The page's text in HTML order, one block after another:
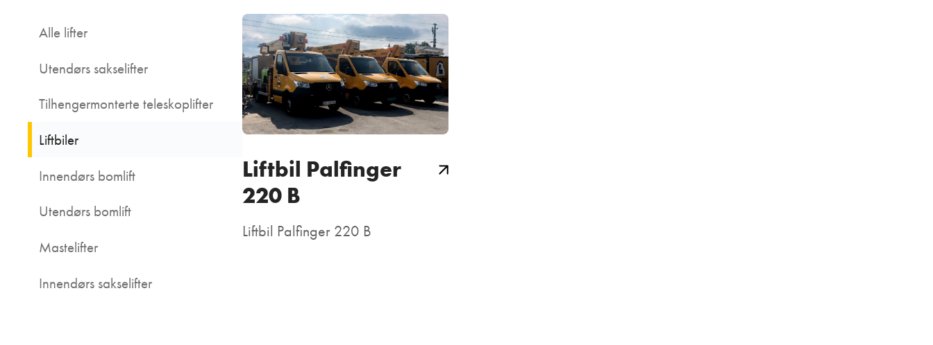
Alle lifter
Utendørs sakselifter
Tilhengermonterte teleskoplifter
Liftbiler
Innendørs bomlift
Utendørs bomlift
Mastelifter
Innendørs sakselifter
Liftbil Palfinger
220 B
Liftbil Palfinger 220 B